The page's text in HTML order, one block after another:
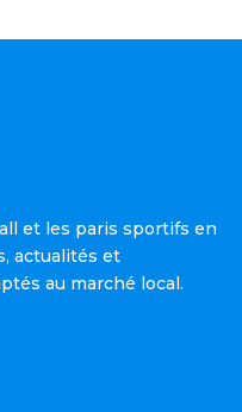
et les paris sportifs en
actualités et
au marché local.